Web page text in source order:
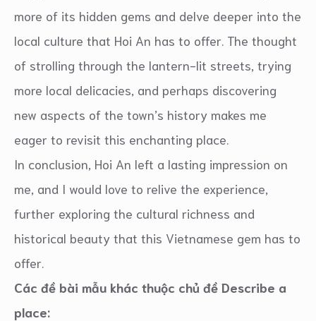
more of its hidden gems and delve deeper into the
local culture that Hoi An has to offer. The thought
of strolling through the lantern-lit streets, trying
more local delicacies, and perhaps discovering
new aspects of the town’s history makes me
eager to revisit this enchanting place.
In conclusion, Hoi An left a lasting impression on
me, and I would love to relive the experience,
further exploring the cultural richness and
historical beauty that this Vietnamese gem has to
offer.
Các đề bài mẫu khác thuộc chủ đề Describe a
place: